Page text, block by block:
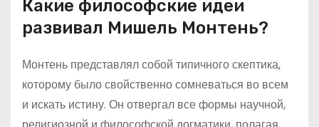
Какие философские идеи
развивал Мишель Монтень?
Монтень представлял собой типичного скептика,
которому было свойственно сомневаться во всем
и искать истину. Он отвергал все формы научной,